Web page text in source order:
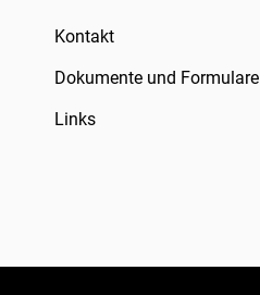
Kontakt
Dokumente und Formulare
Links